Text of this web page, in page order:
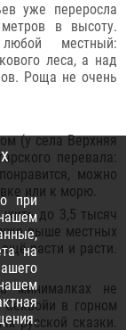
уже переросла
в высоту.
местный:
леса, а над
Роща не очень
(у села Верхняя
перевала:
можно
или к морю.
до 3,5 тысяч
уже выше местных
расти и расти.
минималках не
в горном
русской сказки.
при
на